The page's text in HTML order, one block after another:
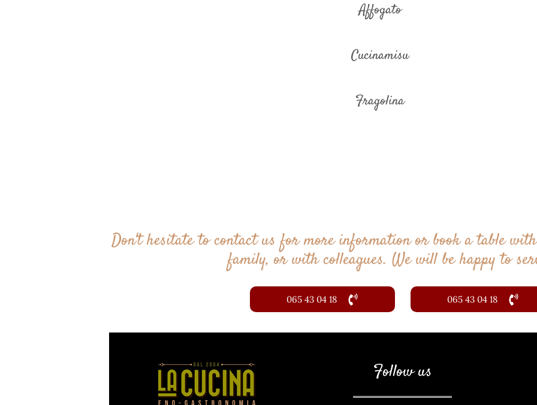
Affogato
Cucinamisu
Fragolina
Don't hesitate to contact us for more information or book a table
family, or with colleagues. We will be happy to
065 43 04 18 065 43 04 18
Follow us